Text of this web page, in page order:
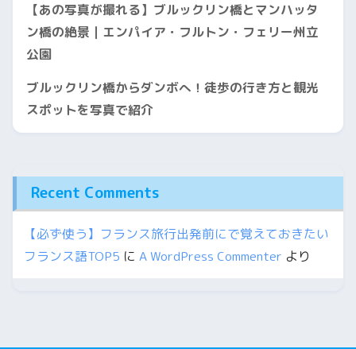
【あの写真が撮れる】ブルックリン橋とマンハッタ
ン橋の絶景｜エンパイア・フルトン・フェリー州立
公園
ブルックリン橋からダンボへ！徒歩の行き方と観光
スポットを写真で紹介
Recent Comments
【必ず使う】フランス旅行出発前にで覚えておきたい
フランス語TOP5 に A WordPress Commenter より